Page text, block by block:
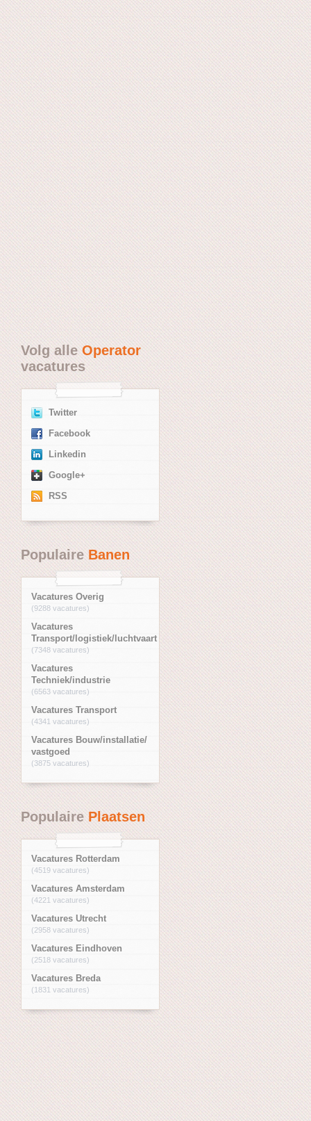
Volg alleOperator
vacatures
Twitter
Facebook
Linkedin
Google+
RSS
PopulaireBanen
Vacatures Overig
(9288 vacatures)
Vacatures
Transport/logistiek/luchtvaart
(7348 vacatures)
Vacatures
Techniek/industrie
(6563 vacatures)
Vacatures Transport
(4341 vacatures)
Vacatures Bouw/installatie/
vastgoed
(3875 vacatures)
PopulairePlaatsen
Vacatures Rotterdam
(4519 vacatures)
Vacatures Amsterdam
(4221 vacatures)
Vacatures Utrecht
(2958 vacatures)
Vacatures Eindhoven
(2518 vacatures)
Vacatures Breda
(1831 vacatures)